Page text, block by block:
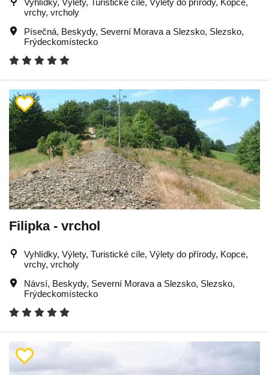
Vyhlídky, Výlety, Turistické cíle, Výlety do přírody, Kopce,
vrchy, vrcholy
Písečná, Beskydy, Severní Morava a Slezsko, Slezsko,
Frýdeckomístecko
Filipka - vrchol
Vyhlídky, Výlety, Turistické cíle, Výlety do přírody, Kopce,
vrchy, vrcholy
Návsí, Beskydy, Severní Morava a Slezsko, Slezsko,
Frýdeckomístecko